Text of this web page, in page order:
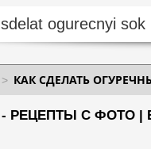
КАК СДЕЛАТЬ
- РЕЦЕПТЫ С ФОТО